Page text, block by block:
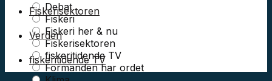
Debat
Fiskeri
Fiskeri her & nu
Fiskerisektoren
fiskeritidende TV
Formanden har ordet
Fiskerisektoren
Verden
fiskeritidende TV